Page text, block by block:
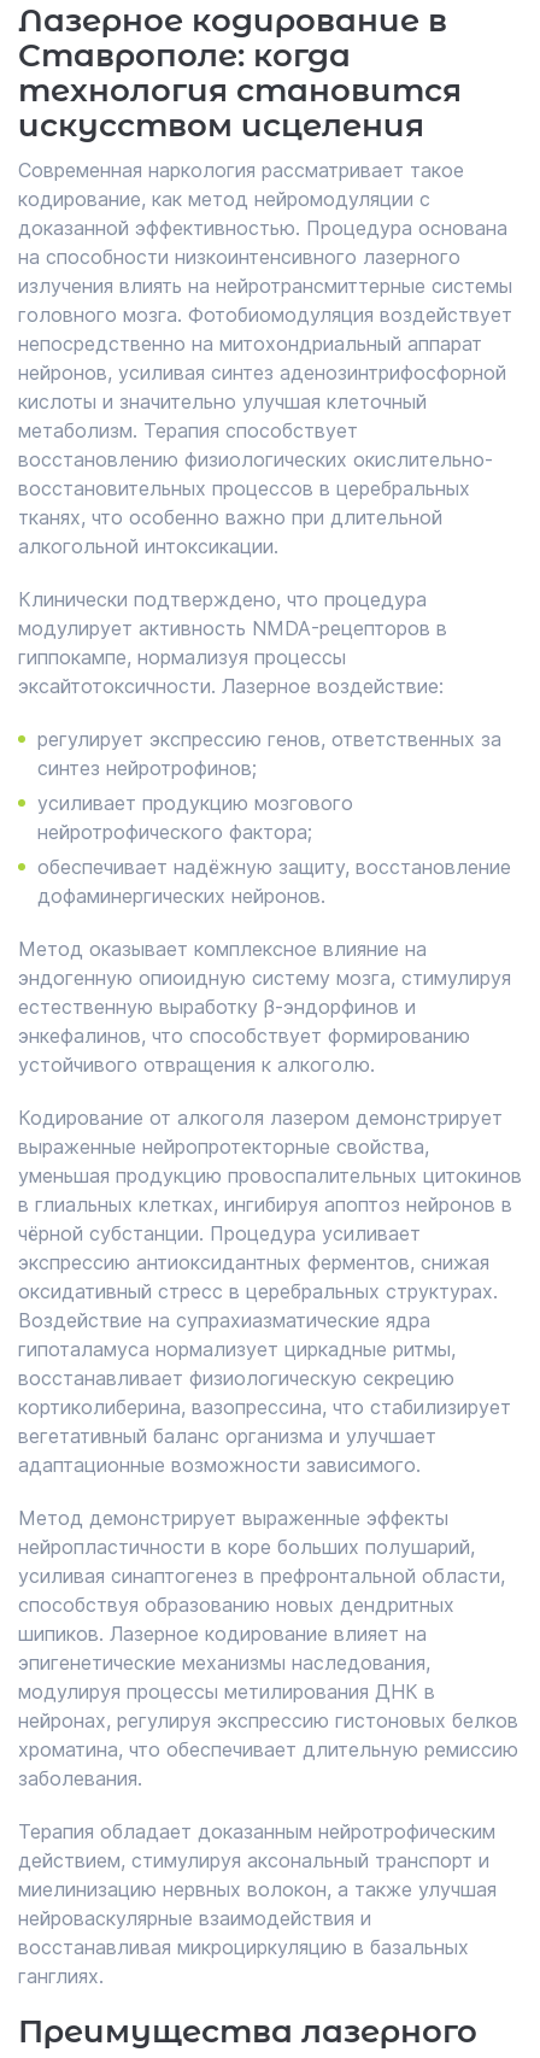
Лазерное кодирование в
Ставрополе: когда
технология становится
искусством исцеления
Современная наркология рассматривает такое
кодирование, как метод нейромодуляции с
доказанной эффективностью. Процедура основана
на способности низкоинтенсивного лазерного
излучения влиять на нейротрансмиттерные системы
головного мозга. Фотобиомодуляция воздействует
непосредственно на митохондриальный аппарат
нейронов, усиливая синтез аденозинтрифосфорной
кислоты и значительно улучшая клеточный
метаболизм. Терапия способствует
восстановлению физиологических окислительно-
восстановительных процессов в церебральных
тканях, что особенно важно при длительной
алкогольной интоксикации.
Клинически подтверждено, что процедура
модулирует активность NMDA-рецепторов в
гиппокампе, нормализуя процессы
эксайтотоксичности. Лазерное воздействие:
регулирует экспрессию генов, ответственных за
синтез нейротрофинов;
усиливает продукцию мозгового
нейротрофического фактора;
обеспечивает надёжную защиту, восстановление
дофаминергических нейронов.
Метод оказывает комплексное влияние на
эндогенную опиоидную систему мозга, стимулируя
естественную выработку β-эндорфинов и
энкефалинов, что способствует формированию
устойчивого отвращения к алкоголю.
Кодирование от алкоголя лазером демонстрирует
выраженные нейропротекторные свойства,
уменьшая продукцию провоспалительных цитокинов
в глиальных клетках, ингибируя апоптоз нейронов в
чёрной субстанции. Процедура усиливает
экспрессию антиоксидантных ферментов, снижая
оксидативный стресс в церебральных структурах.
Воздействие на супрахиазматические ядра
гипоталамуса нормализует циркадные ритмы,
восстанавливает физиологическую секрецию
кортиколиберина, вазопрессина, что стабилизирует
вегетативный баланс организма и улучшает
адаптационные возможности зависимого.
Метод демонстрирует выраженные эффекты
нейропластичности в коре больших полушарий,
усиливая синаптогенез в префронтальной области,
способствуя образованию новых дендритных
шипиков. Лазерное кодирование влияет на
эпигенетические механизмы наследования,
модулируя процессы метилирования ДНК в
нейронах, регулируя экспрессию гистоновых белков
хроматина, что обеспечивает длительную ремиссию
заболевания.
Терапия обладает доказанным нейротрофическим
действием, стимулируя аксональный транспорт и
миелинизацию нервных волокон, а также улучшая
нейроваскулярные взаимодействия и
восстанавливая микроциркуляцию в базальных
ганглиях.
Преимущества лазерного